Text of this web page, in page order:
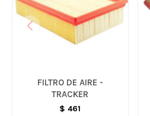
FILTRO DE AIRE -
TRACKER
$ 461